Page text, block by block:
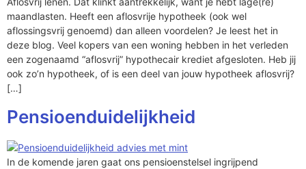
maandlasten. Heeft een aflosvrije hypotheek (ook wel
aflossingsvrij genoemd) dan alleen voordelen? Je leest het in
deze blog. Veel kopers van een woning hebben in het verleden
een zogenaamd “aflosvrij” hypothecair krediet afgesloten. Heb jij
ook zo’n hypotheek, of is een deel van jouw hypotheek aflosvrij?
[…]
Pensioenduidelijkheid
In de komende jaren gaat ons pensioenstelsel ingrijpend